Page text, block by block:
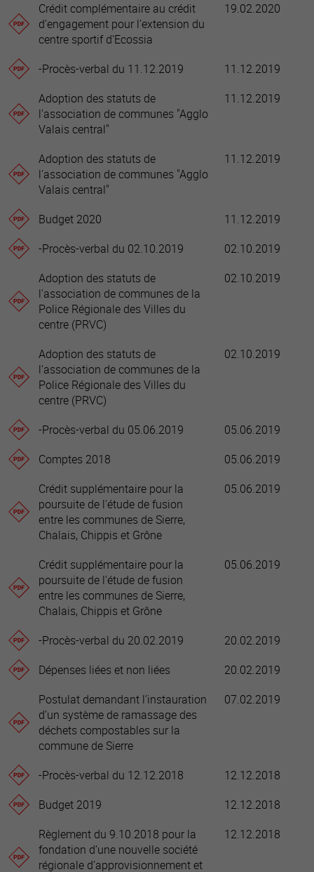
Crédit complémentaire au crédit
d’engagement pour l’extension du
centre sportif d’Ecossia
19.02.2020
-Procès-verbal du 11.12.2019
11.12.2019
Adoption des statuts de
l'association de communes "Agglo
Valais central"
11.12.2019
Adoption des statuts de
l'association de communes "Agglo
Valais central"
11.12.2019
Budget 2020
11.12.2019
-Procès-verbal du 02.10.2019
02.10.2019
Adoption des statuts de
l'association de communes de la
Police Régionale des Villes du
centre (PRVC)
02.10.2019
Adoption des statuts de
l'association de communes de la
Police Régionale des Villes du
centre (PRVC)
02.10.2019
-Procès-verbal du 05.06.2019
05.06.2019
Comptes 2018
05.06.2019
Crédit supplémentaire pour la
poursuite de l'étude de fusion
entre les communes de Sierre,
Chalais, Chippis et Grône
05.06.2019
Crédit supplémentaire pour la
poursuite de l'étude de fusion
entre les communes de Sierre,
Chalais, Chippis et Grône
05.06.2019
-Procès-verbal du 20.02.2019
20.02.2019
Dépenses liées et non liées
20.02.2019
Postulat demandant l’instauration
d’un système de ramassage des
déchets compostables sur la
commune de Sierre
07.02.2019
-Procès-verbal du 12.12.2018
12.12.2018
Budget 2019
12.12.2018
Règlement du 9.10.2018 pour la
fondation d’une nouvelle société
régionale d’approvisionnement et
12.12.2018